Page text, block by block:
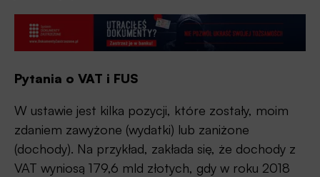
Pytania o VAT i FUS
W ustawie jest kilka pozycji, które zostały, moim
zdaniem zawyżone (wydatki) lub zaniżone
(dochody). Na przykład, zakłada się, że dochody z
VAT wyniosą 179,6 mld złotych, gdy w roku 2018